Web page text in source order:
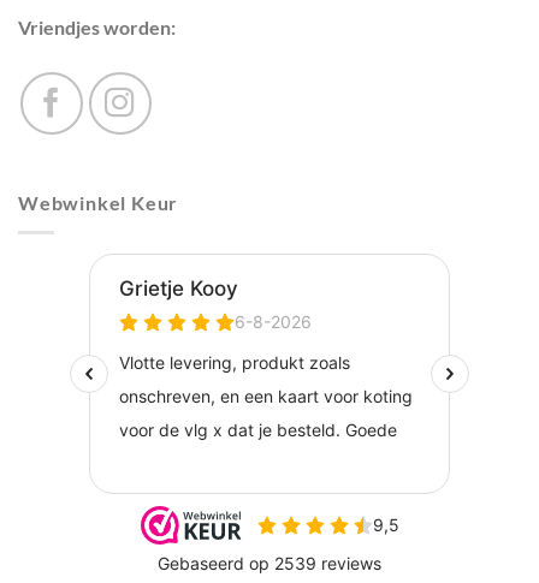
Vriendjes worden:
Webwinkel Keur